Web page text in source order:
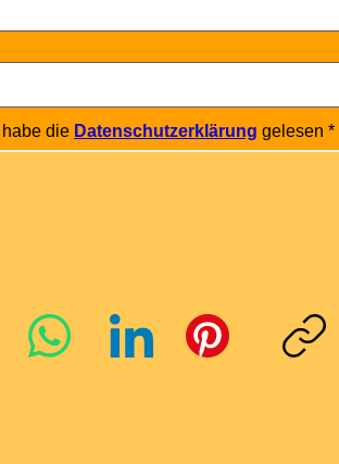
die Datenschutzerklärung gelesen *